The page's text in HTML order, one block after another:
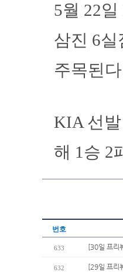
5월 22
삼진 6
주목된
KIA 선
해 1승 2
번호
633 [30일 프리
632 [29일 프리